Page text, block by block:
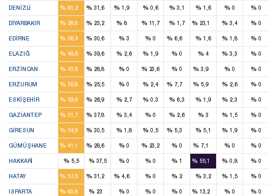
DENIZLI %61,2 %31,6 % 1,9 % 0,6 % 3,1 % 1,6 % 0 % 0
DIYARBAKIR %28,8 %23,2 % 8 %11,7 % 1,7 %23,1 % 3,4 % 0
EDIRNE %56,4 %30,6 % 3 % 0 % 6,6 % 1,6 % 1,8 % 0
ELAZIĞ %48,6 %39,6 % 2,6 % 1,9 % 0 % 4 % 3,3 % 0
ERZINCAN %43,8 %28,8 % 0 %23,6 % 0 % 3,9 % 0 % 0
ERZURUM %55,8 %25,5 % 0 % 2,4 % 7,7 % 5,9 % 2,6 % 0
ESKIŞEHIR %59,6 %26,9 % 2,7 % 0,3 % 6,3 % 1,9 % 2,3 % 0
GAZIANTEP %51,7 %37,8 % 3,4 % 0 % 2,6 % 3 % 1,5 % 0
GIRESUN %54,9 %30,5 % 1,8 % 0,5 % 5,3 % 5,1 % 1,9 % 0
GÜMÜŞHANE %41,1 %28,6 % 0 %23,2 % 0 % 7,1 % 0 % 0
HAKKARI % 5,5 %37,5 % 0 % 0 % 1 %55,1 % 0,8 % 0
HATAY %57,5 %31,2 % 4,6 % 0 % 2 % 3,2 % 1,5 % 0
ISPARTA %63,8 %23 % 0 % 0 % 0 %13,2 % 0 % 0